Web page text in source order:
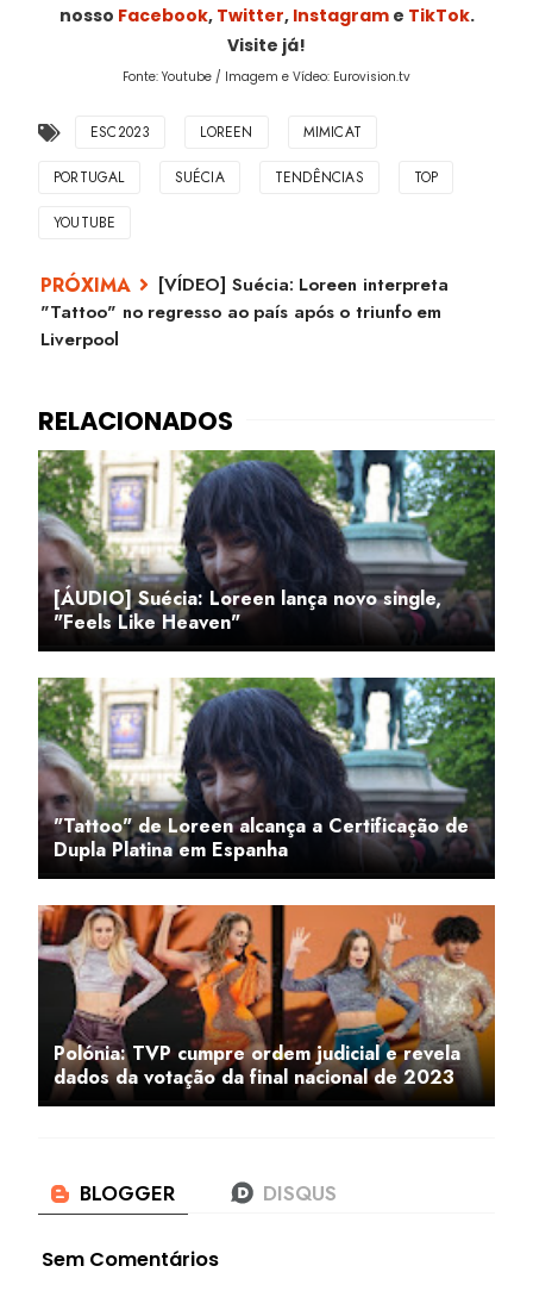
nosso Facebook, Twitter, Instagrame TikTok.
Visite já!
Fonte: Youtube / Imagem e Vídeo: Eurovision.tv
ESC2023 LOREEN MIMICAT
PORTUGAL SUÉCIA TENDÊNCIAS TOP
YOUTUBE
[VÍDEO] Suécia: Loreen interpreta
"Tattoo" no regresso ao país após o triunfo em
Liverpool
[ÁUDIO] Suécia: Loreen lança novo single,
"Feels Like Heaven"
"Tattoo" de Loreen alcança a Certificação de
Dupla Platina em Espanha
Polónia: TVP cumpre ordem judicial e revela
dados da votação da final nacional de 2023
Sem Comentários